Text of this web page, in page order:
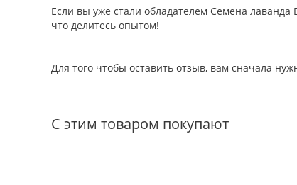
Если вы уже стали обладателем Семена лаванда
что делитесь опытом!
Для того чтобы оставить отзыв, вам сначала
С этим товаром покупают